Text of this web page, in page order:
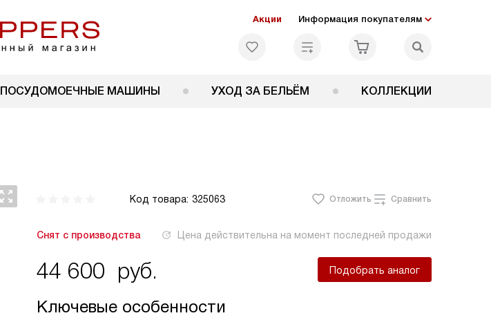
Акции Информация покупателям
ПОСУДОМОЕЧНЫЕ МАШИНЫ УХОД ЗА БЕЛЬЁМ КОЛЛЕКЦИИ
Код товара: 325063 Отложить Сравнить
Снят с производства Цена действительна на момент последней продажи
44 600 руб. Подобрать аналог
Ключевые особенности